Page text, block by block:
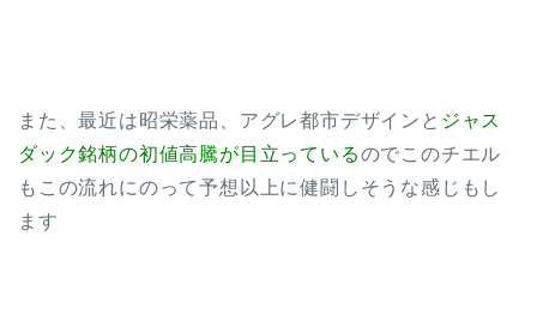
また、最近は昭栄薬品、アグレ都市デザインと ジャス
ダック銘柄の初値高騰が目立っているのでこのチエル
もこの流れにのって予想以上に健闘しそうな感じもし
ます